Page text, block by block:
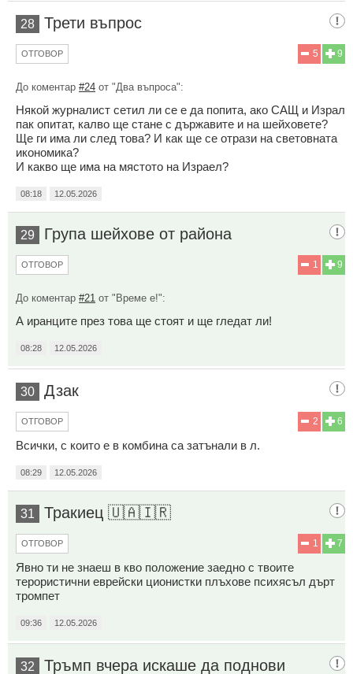
28 Трети въпрос
9
5
ОТГОВОР
До коментар #24 от "Два въпроса":
Някой журналист сетил ли се е да попита, ако САЩ и Израл
пак опитат, калво ще стане с държавите и на шейховете?
Ще ги има ли след това? И как ще се отрази на световната
икономика?
И какво ще има на мястото на Израел?
08:18 12.05.2026
29 Група шейхове от района
9
1
ОТГОВОР
До коментар #21 от "Време е!":
А иранците през това ще стоят и ще гледат ли!
08:28 12.05.2026
30 Дзак
6
2
ОТГОВОР
Всички, с които е в комбина са затънали в л.
08:29 12.05.2026
31 Тракиец 🇺🇦🇮🇷
7
1
ОТГОВОР
Явно ти не знаеш в кво положение заедно с твоите
терористични еврейски ционистки плъхове психясъл дърт
тромпет
09:36 12.05.2026
32 Тръмп вчера искаше да поднови